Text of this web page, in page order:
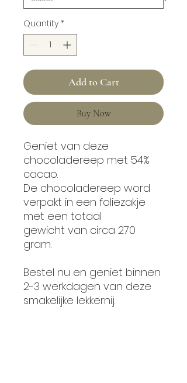
Quantity *
Add to Cart
Buy Now
Geniet van deze
chocoladereep met 54%
cacao.
De chocoladereep word
verpakt in een foliezakje
met een totaal
gewicht van circa 270
gram.
Bestel nu en geniet binnen
2-3 werkdagen van deze
smakelijke lekkernij.